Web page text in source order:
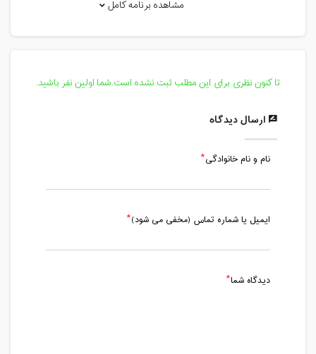
مدت کلاس : 01:00 ساعت
مشاهده برنامه کامل
تا کنون نظری برای این مطلب ثبت نشده است.شما اولین نفر باشید.
ارسال دیدگاه
نام و نام خانوادگی
ایمیل یا شماره تماس (مخفی می شود)
دیدگاه شما